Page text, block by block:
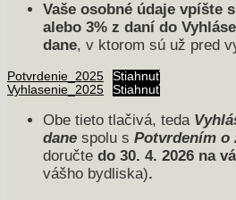
Vaše osobné údaje vpíšte
alebo 3% z daní do
dane, v ktorom sú už pred
Potvrdenie_2025
Stiahnuť
Vyhlasenie_2025
Stiahnuť
Obe tieto tlačivá, teda
dane spolu s Potvrdením o
doručte do 30. 4. 2026 na
vášho bydliska).